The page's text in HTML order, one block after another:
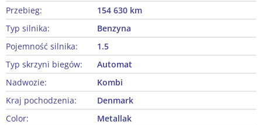
Przebieg:
154 630 km
Typ silnika:
Benzyna
Pojemność silnika:
1.5
Typ skrzyni biegów:
Automat
Nadwozie:
Kombi
Kraj pochodzenia:
Denmark
Color:
Metallak